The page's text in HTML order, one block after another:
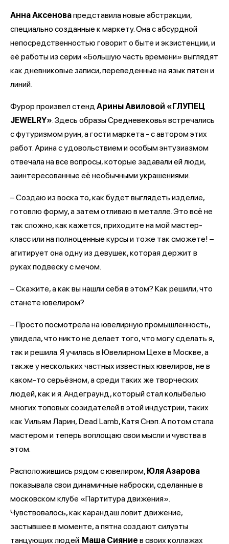
Анна Аксеновапредставила новые абстракции,
специально созданные к маркету. Она с абсурдной
непосредственностью говорит о быте и экзистенции, и
её работы из серии «Большую часть времени» выглядят
как дневниковые записи, переведенные на язык пятен и
линий.
Фурор произвел стендАрины Авиловой «ГЛУПЕЦ
JEWELRY». Здесь образы Средневековья встречались
с футуризмом руин, а гости маркета - с автором этих
работ. Арина с удовольствием и особым энтузиазмом
отвечала на все вопросы, которые задавали ей люди,
заинтересованные её необычными украшениями.
– Создаю из воска то, как будет выглядеть изделие,
готовлю форму, а затем отливаю в металле. Это всё не
так сложно, как кажется, приходите на мой мастер-
класс или на полноценные курсы и тоже так сможете! –
агитирует она одну из девушек, которая держит в
руках подвеску с мечом.
– Скажите, а как вы нашли себя в этом? Как решили, что
станете ювелиром?
– Просто посмотрела на ювелирную промышленность,
увидела, что никто не делает того, что могу сделать я,
так и решила. Я училась в Ювелирном Цехе в Москве, а
также у нескольких частных известных ювелиров, не в
каком-то серьёзном, а среди таких же творческих
людей, как и я. Андеграунд, который стал колыбелью
многих топовых созидателей в этой индустрии, таких
как Уильям Ларин, Dead Lamb, Катя Снэп. А потом стала
мастером и теперь воплощаю свои мысли и чувства в
этом.
Расположившись рядом с ювелиром, Юля Азарова
показывала свои динамичные наброски, сделанные в
московском клубе «Партитура движения».
Чувствовалось, как карандаш ловит движение,
застывшее в моменте, а пятна создают силуэты
танцующих людей. Маша Сияние в своих коллажах